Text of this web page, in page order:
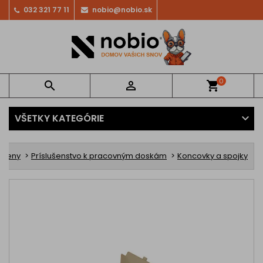
032 321 77 11 nobio@nobio.sk
  shopping_cart0
VŠETKY KATEGÓRIE
Príslušenstvo k pracovným doskám Koncovky a spojky